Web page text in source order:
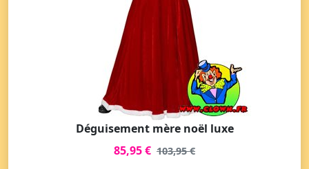
Déguisement mère noël luxe
85,95 € 103,95 €